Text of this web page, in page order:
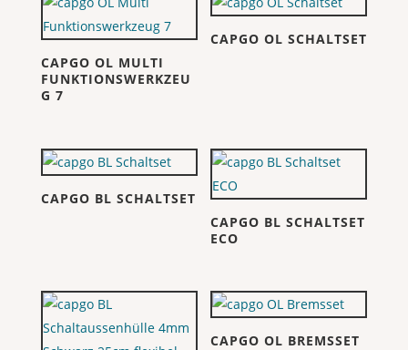
CAPGO OL MULTI
FUNKTIONSWERKZEU
G 7
CAPGO OL SCHALTSET
CAPGO BL SCHALTSET
CAPGO BL SCHALTSET
ECO
CAPGO OL BREMSSET